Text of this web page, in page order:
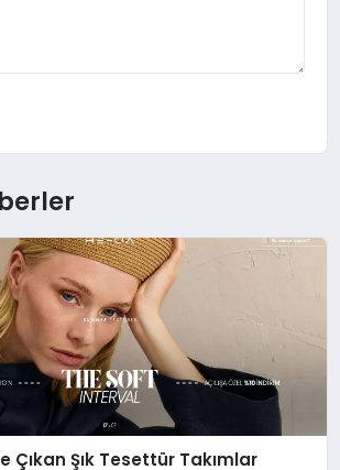
Çıkan Şık Tesettür Takımlar